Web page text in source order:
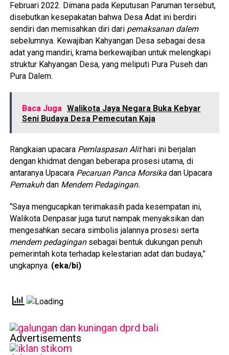
Februari 2022. Dimana pada Keputusan Paruman tersebut,
disebutkan kesepakatan bahwa Desa Adat ini berdiri
sendiri dan memisahkan diri dari pemaksanan dalem
sebelumnya. Kewajiban Kahyangan Desa sebagai desa
adat yang mandiri, krama berkewajiban untuk melengkapi
struktur Kahyangan Desa, yang meliputi Pura Puseh dan
Pura Dalem.
Baca Juga Walikota Jaya Negara Buka Kebyar
Seni Budaya Desa Pemecutan Kaja
Rangkaian upacara Pemlaspasan Alithari ini berjalan
dengan khidmat dengan beberapa prosesi utama, di
antaranya Upacara Pecaruan Panca Morsikadan Upacara
Pemakuhdan Mendem Pedagingan.
“Saya mengucapkan terimakasih pada kesempatan ini,
Walikota Denpasar juga turut nampak menyaksikan dan
mengesahkan secara simbolis jalannya prosesi serta
mendem pedagingansebagai bentuk dukungan penuh
pemerintah kota terhadap kelestarian adat dan budaya,”
ungkapnya. (eka/bi)
Advertisements